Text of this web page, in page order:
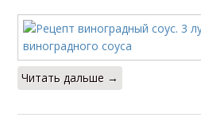
Читать дальше →